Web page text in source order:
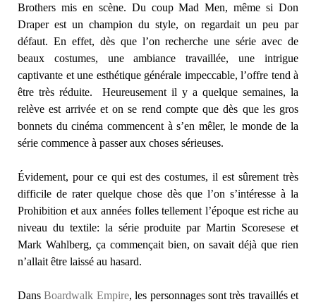
Brothers mis en scène. Du coup Mad Men, même si Don
Draper est un champion du style, on regardait un peu par
défaut. En effet, dès que l’on recherche une série avec de
beaux costumes, une ambiance travaillée, une intrigue
captivante et une esthétique générale impeccable, l’offre tend à
être très réduite. Heureusement il y a quelque semaines, la
relève est arrivée et on se rend compte que dès que les gros
bonnets du cinéma commencent à s’en mêler, le monde de la
série commence à passer aux choses sérieuses.
Évidement, pour ce qui est des costumes, il est sûrement très
difficile de rater quelque chose dès que l’on s’intéresse à la
Prohibition et aux années folles tellement l’époque est riche au
niveau du textile: la série produite par Martin Scoresese et
Mark Wahlberg, ça commençait bien, on savait déjà que rien
n’allait être laissé au hasard.
DansBoardwalk Empire, les personnages sont très travaillés et